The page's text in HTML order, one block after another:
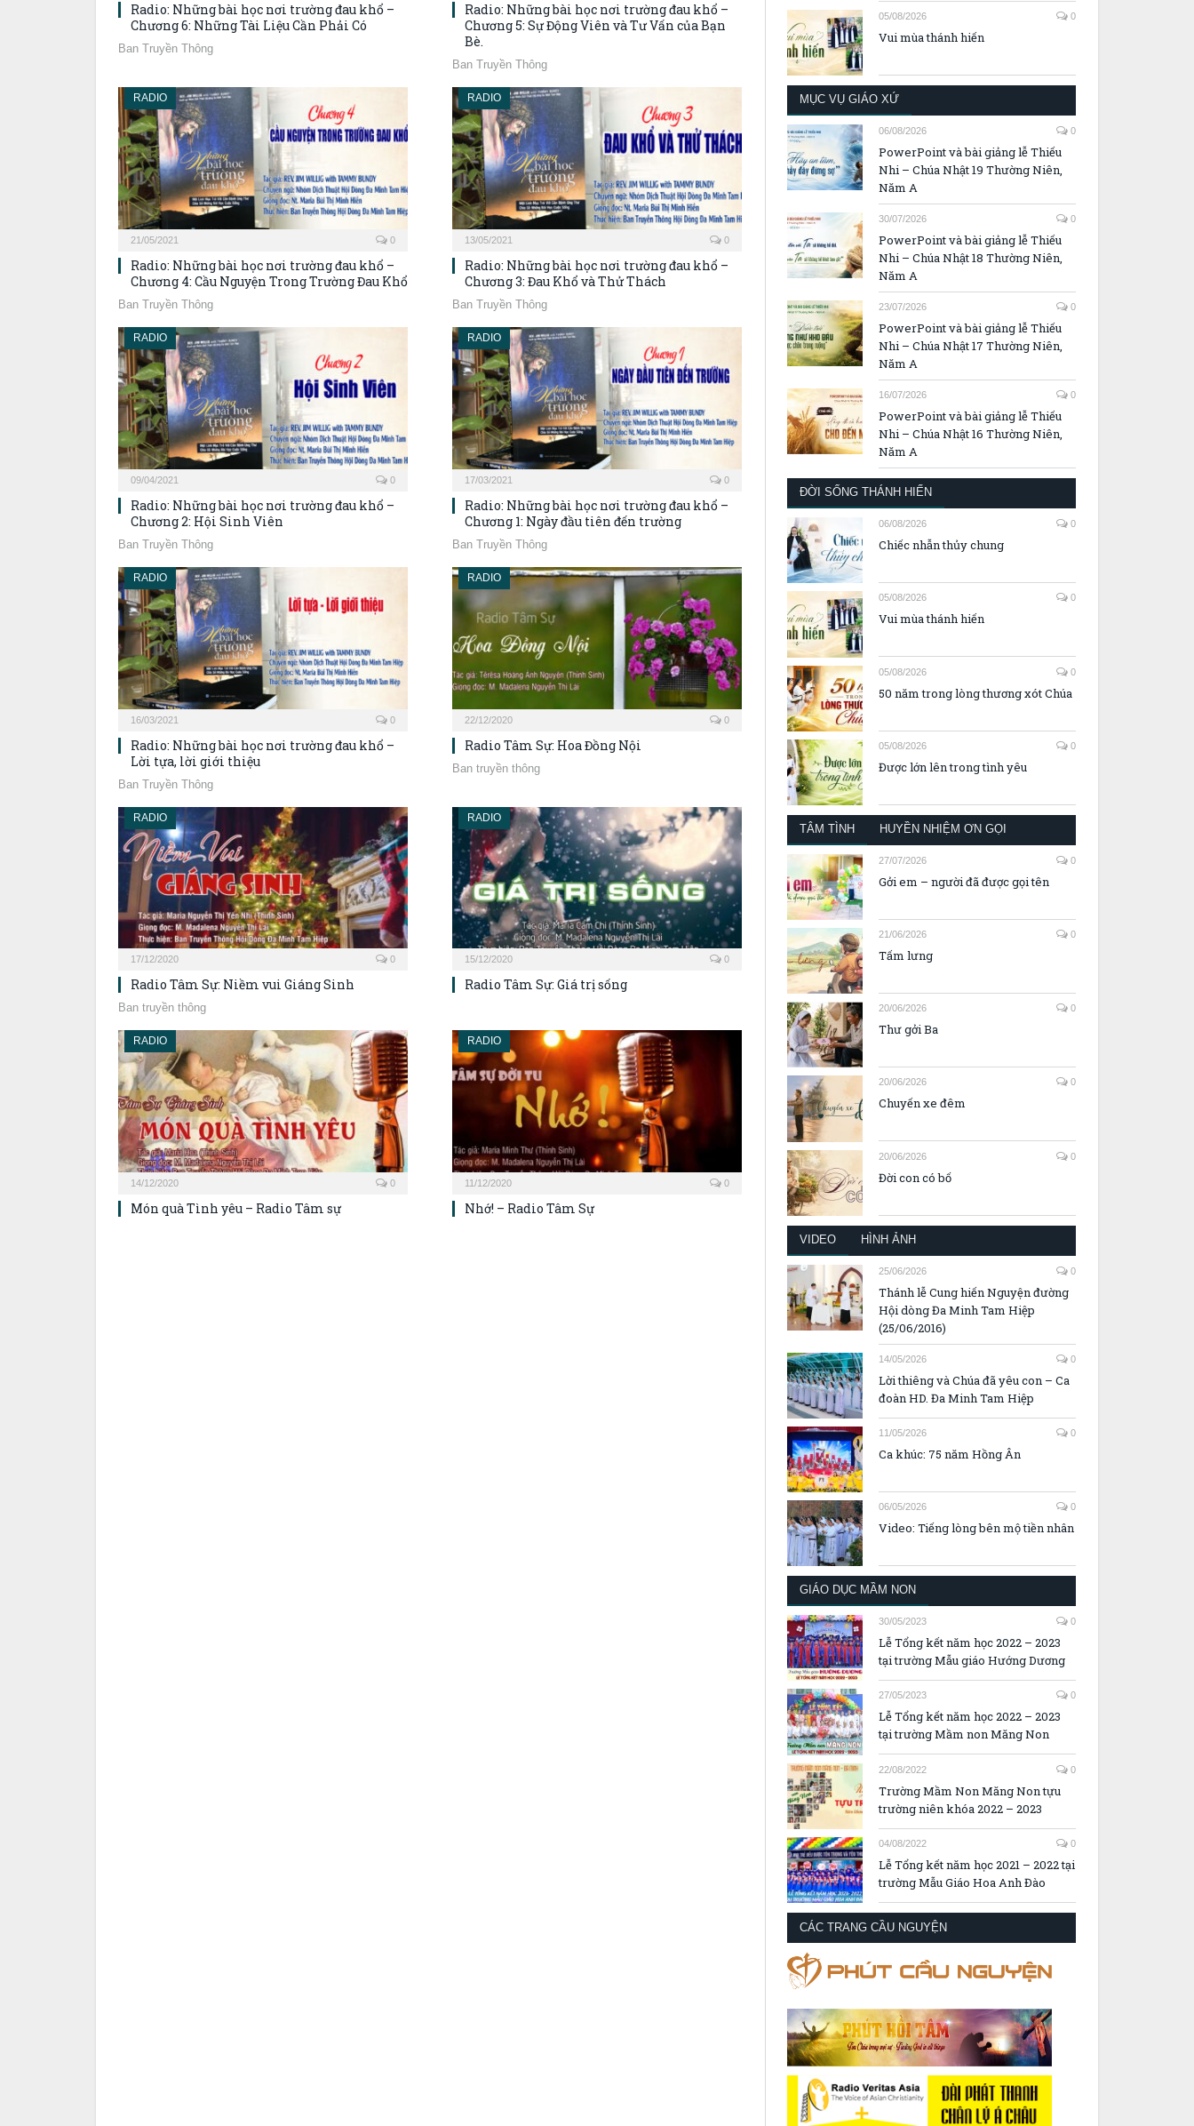
Radio: Những bài học nơi trường đau khổ –
Chương 6: Những Tài Liệu Cần Phải Có
Ban Truyền Thông
Radio: Những bài học nơi trường đau khổ –
Chương 5: Sự Động Viên và Tư Vấn của Bạn
Bè.
Ban Truyền Thông
RADIO
21/05/2021 0
Radio: Những bài học nơi trường đau khổ –
Chương 4: Cầu Nguyện Trong Trường Đau Khổ
Ban Truyền Thông
RADIO
13/05/2021 0
Radio: Những bài học nơi trường đau khổ –
Chương 3: Đau Khổ và Thử Thách
Ban Truyền Thông
RADIO
09/04/2021 0
Radio: Những bài học nơi trường đau khổ –
Chương 2: Hội Sinh Viên
Ban Truyền Thông
RADIO
17/03/2021 0
Radio: Những bài học nơi trường đau khổ –
Chương 1: Ngày đầu tiên đến trường
Ban Truyền Thông
RADIO
16/03/2021 0
Radio: Những bài học nơi trường đau khổ –
Lời tựa, lời giới thiệu
Ban Truyền Thông
RADIO
22/12/2020 0
Radio Tâm Sự: Hoa Đồng Nội
Ban truyền thông
RADIO
17/12/2020 0
Radio Tâm Sự: Niềm vui Giáng Sinh
Ban truyền thông
RADIO
15/12/2020 0
Radio Tâm Sự: Giá trị sống
RADIO
14/12/2020 0
Món quà Tình yêu – Radio Tâm sự
RADIO
11/12/2020 0
Nhớ! – Radio Tâm Sự
05/08/2026 0
Vui mùa thánh hiến
MỤC VỤ GIÁO XỨ
06/08/2026 0
PowerPoint và bài giảng lễ Thiếu
Nhi – Chúa Nhật 19 Thường Niên,
Năm A
30/07/2026 0
PowerPoint và bài giảng lễ Thiếu
Nhi – Chúa Nhật 18 Thường Niên,
Năm A
23/07/2026 0
PowerPoint và bài giảng lễ Thiếu
Nhi – Chúa Nhật 17 Thường Niên,
Năm A
16/07/2026 0
PowerPoint và bài giảng lễ Thiếu
Nhi – Chúa Nhật 16 Thường Niên,
Năm A
ĐỜI SỐNG THÁNH HIẾN
06/08/2026 0
Chiếc nhẫn thủy chung
05/08/2026 0
Vui mùa thánh hiến
05/08/2026 0
50 năm trong lòng thương xót Chúa
05/08/2026 0
Được lớn lên trong tình yêu
TÂM TÌNH HUYỀN NHIỆM ƠN GỌI
27/07/2026 0
Gởi em – người đã được gọi tên
21/06/2026 0
Tấm lưng
20/06/2026 0
Thư gởi Ba
20/06/2026 0
Chuyến xe đêm
20/06/2026 0
Đời con có bố
VIDEO HÌNH ẢNH
25/06/2026 0
Thánh lễ Cung hiến Nguyện đường
Hội dòng Đa Minh Tam Hiệp
(25/06/2016)
14/05/2026 0
Lời thiêng và Chúa đã yêu con – Ca
đoàn HD. Đa Minh Tam Hiệp
11/05/2026 0
Ca khúc: 75 năm Hồng Ân
06/05/2026 0
Video: Tiếng lòng bên mộ tiền nhân
GIÁO DỤC MẦM NON
30/05/2023 0
Lễ Tổng kết năm học 2022 – 2023
tại trường Mẫu giáo Hướng Dương
27/05/2023 0
Lễ Tổng kết năm học 2022 – 2023
tại trường Mầm non Măng Non
22/08/2022 0
Trường Mầm Non Măng Non tựu
trường niên khóa 2022 – 2023
04/08/2022 0
Lễ Tổng kết năm học 2021 – 2022 tại
trường Mẫu Giáo Hoa Anh Đào
CÁC TRANG CẦU NGUYỆN